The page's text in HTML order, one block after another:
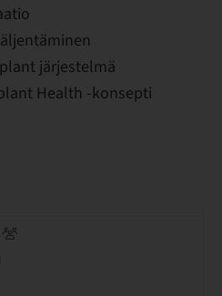
järjestelmä
Health -konsepti